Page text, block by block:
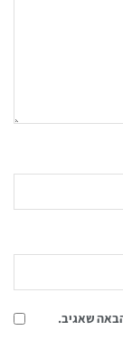
שאגיב.